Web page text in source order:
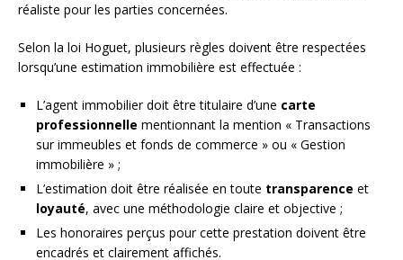
réaliste pour les parties concernées.
Selon la loi Hoguet, plusieurs règles doivent être respectées
lorsqu’une estimation immobilière est effectuée :
L’agent immobilier doit être titulaire d’une carte
professionnelle mentionnant la mention « Transactions
sur immeubles et fonds de commerce » ou « Gestion
immobilière » ;
L’estimation doit être réalisée en toute transparence et
loyauté, avec une méthodologie claire et objective ;
Les honoraires perçus pour cette prestation doivent être
encadrés et clairement affichés.